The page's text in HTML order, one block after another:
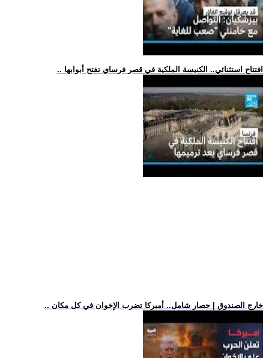
.. افتتاح استثنائي.. الكنيسة الملكية في قصر فرساي تفتح أبوابها
.. خارج الصندوق | حصار شامل.. أميركا تضرب الإخوان في كل مكان